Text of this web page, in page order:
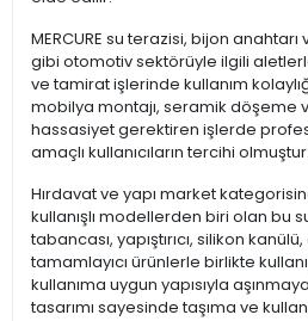
MERCURE su terazisi, bijon
gibi otomotiv sektörüyle ilgili
ve tamirat işlerinde kullanım
mobilya montajı, seramik döşeme
hassasiyet gerektiren işlerde
amaçlı kullanıcıların tercihi olmuştur.
Hırdavat ve yapı market
kullanışlı modellerden biri olan bu
tabancası, yapıştırıcı, silikon
tamamlayıcı ürünlerle birlikte
kullanıma uygun yapısıyla
tasarımı sayesinde taşıma ve